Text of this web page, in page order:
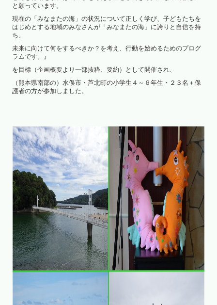
と願っています。
現在の「みなまたの海」の状況について正しく学び、子どもたちを
はじめとする地域のみなさんが「みなまたの海」に誇りと自信を持
ち、
未来に向けて何をするべきか？を考え、行動を始めるためのプログ
ラムです。』
を目標（企画概要より一部抜粋、要約）として開催され、
（熊本県南部の）水俣市・芦北町の小学生４～６年生・２３名＋保
護者の方が参加しました。